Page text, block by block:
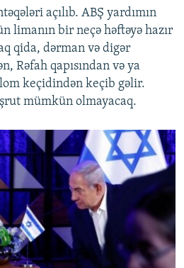
açılıb. ABŞ yardımın
limanın bir neçə həftəyə hazır
qida, dərman və digər
Rəfah qapısından və ya
keçidindən keçib gəlir.
mümkün olmayacaq.